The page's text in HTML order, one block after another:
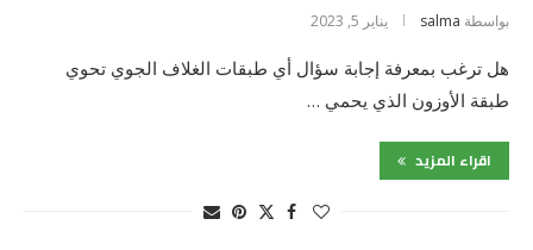
بواسطة salma يناير 5, 2023
هل ترغب بمعرفة إجابة سؤال أي طبقات الغلاف الجوي تحوي
طبقة الأوزون الذي يحمي …
اقراء المزيد